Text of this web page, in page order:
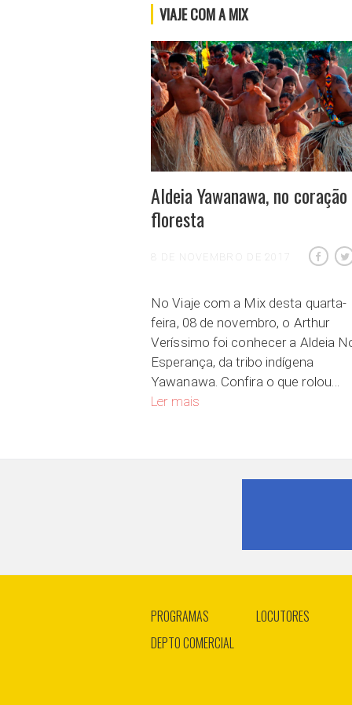
VIAJE COM A MIX
Aldeia Yawanawa, no
floresta
8 DE NOVEMBRO DE 2017
No Viaje com a Mix desta quarta-
feira, 08 de novembro, o Arthur
Veríssimo foi conhecer a Aldeia
Esperança, da tribo indígena
Yawanawa. Confira o que rolou…
Ler mais
PROGRAMAS
LOCUTORES
DEPTO COMERCIAL